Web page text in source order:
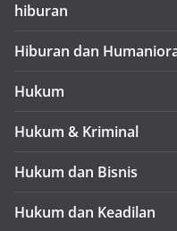
hiburan
Hiburan dan
Hukum
Hukum & Kriminal
Hukum dan Bisnis
Hukum dan Keadilan